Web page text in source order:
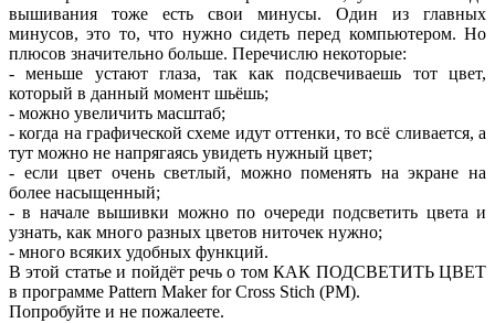
вышивания тоже есть свои минусы. Один из главных
минусов, это то, что нужно сидеть перед компьютером. Но
плюсов значительно больше. Перечислю некоторые:
- меньше устают глаза, так как подсвечиваешь тот цвет,
который в данный момент шьёшь;
- можно увеличить масштаб;
- когда на графической схеме идут оттенки, то всё сливается, а
тут можно не напрягаясь увидеть нужный цвет;
- если цвет очень светлый, можно поменять на экране на
более насыщенный;
- в начале вышивки можно по очереди подсветить цвета и
узнать, как много разных цветов ниточек нужно;
- много всяких удобных функций.
В этой статье и пойдёт речь о том КАК ПОДСВЕТИТЬ ЦВЕТ
в программе Pattern Maker for Cross Stich (РМ).
Попробуйте и не пожалеете.